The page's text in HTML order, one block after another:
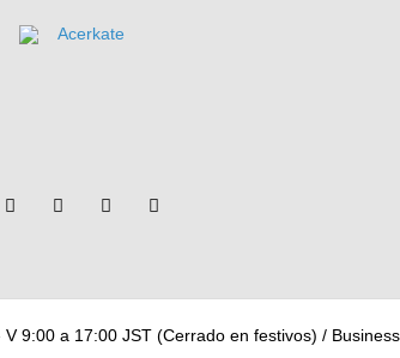
9:00 a 17:00 JST (Cerrado en festivos) /